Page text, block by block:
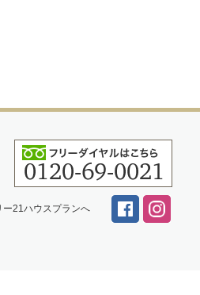
21ハウスプランへ